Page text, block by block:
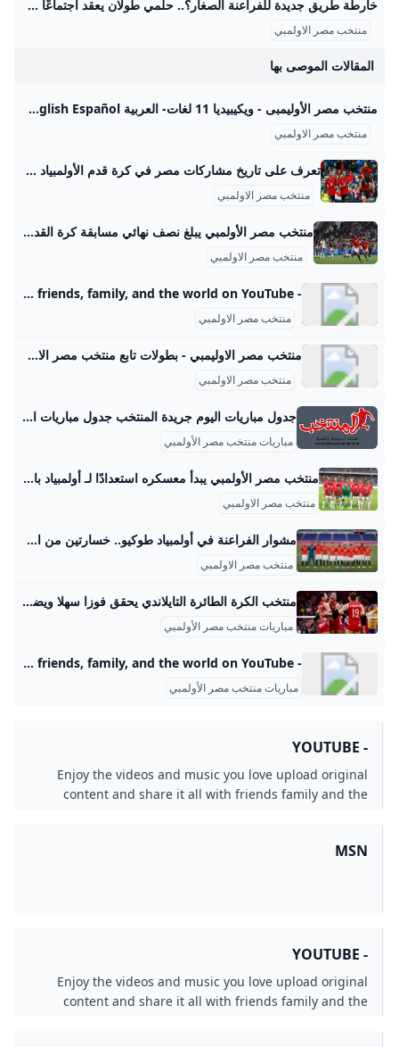
خارطة طريق جديدة للفراعنة الصغار؟.. حلمي طولان يعقد اجتماعًا مصيريًا مع الجهاز الفني لمنتخب مصر الأولمبي – جريدة مانشيت عقد الجهاز الفني لمنتخب مصر تحت 23 سنة اجتماعًا اليوم برئاسة حلمي طولان، لمناقشة كافة الترتيبات الفنية والإدارية والطبية الخاصة بالمعسكر المقبل. يأتي هذا اقرأ أيضًا:رقم تاريخي.. محمد صلاح أول لاعب في البريميرليج يسجل 10 أهداف بالجولة الافتتاحية مباريات ودية حاسمة أمام تونس وتوقيتات المعسكر من المقرر أن يقام المعسكر التدريبي خلال فترة الأجندة الدولية، التي تمتد من الأول وحتى التاسع من شهر سبتمبر المقبل. ويتخلل هذا المعسكر مباراتان وديتان قويتان أمام منتخب تونس الشقيق، حيث ستقام المواجهتان يومي السادس والتاسع من سبتمبر، وذلك على أرضية استاد هيئة قناة السويس.
منتخب مصر الاولمبي
المقالات الموصى بها
منتخب مصر الأوليمبى - ويكيبيديا 11 لغات- العربية বাংলা Deutsch English Español فارسی 日本語 नेपाली Norsk bokmål Русский Українська عدل ال
منتخب مصر الاولمبي
تعرف على تاريخ مشاركات مصر في كرة قدم الأولمبياد مصراوى تعرف على تاريخ مشاركات مصر في كرة قدم الأولمبياد | مصراوى 07:53 م الإثنين 19 يوليه 2021 - أنتويرب 1920: لعب منتخب مصر مباراة واحدة ضد إيطاليا، وكانت هذه أول مباراة دولية رسمية للفراعنة، حيث خسروا 2-1 في 28 أغسطس 1920. - باريس 1924: وصل منتخب مصر إلى ربع النهائي بعد الفوز على المجر 3-0، وكان ذلك أول انتصار لمصر في الأولمبياد، قبل أن يخسر أمام السويد 5-0 ويفشل في بلوغ نصف النهائي.
منتخب مصر الاولمبي
منتخب مصر الأولمبي يبلغ نصف نهائي مسابقة كرة القدم ضمن الألعاب الأولمبية™ beIN SPORTS صنع المنتخب المصري الأولمبي التاريخ وصعد إلى نصف نهائي مسابقة كرة القدم ضمن دورة الألعاب الأولمبية باريس 2024™ عقب تغلبه على نظيره منتخب باراغواي بركلات الترجيح (5-4) بعد التعادل في الوقتين الأصلي والإضافي (1-1). صنع المنتخب المصري الأولمبي التاريخ وصعد إلى نصف نهائي مسابقة كرة القدم ضمن دورة الألعاب الأولمبية باريس 2024™ عقب تغلبه على نظيره منتخب باراغواي بركلات الترجيح (5-4) بعد التعادل في الوقتين الأصلي والإضافي (1-1). وتقدم منتخب باراغواي في الدقيقة 71 بهدف أحرزه غوميز قبل أن يتعادل إبراهيم عادل للفراعنة في الدقيقة 88.
منتخب مصر الاولمبي
- YouTube Enjoy the videos and music you love, upload original content, and share it all with friends, family, and the world on YouTube.
منتخب مصر الاولمبي
منتخب مصر الاوليمبي - بطولات تابع منتخب مصر الاوليمبي
منتخب مصر الاولمبي
جدول مباريات اليوم جريدة المنتخب جدول مباريات اليوم، جدول المباريات و النتائج لأهم الدوريات ،موقع جريدة المنتخب موقع رياضي يطلعكم على أخر أخبار الرياضة الوطنية والدولية وكل الأحداث الرياضية - إقرأ هذا العدد مجانا العدد 4003 ليوم الخميس 21 غشت 2025 كلمات أشياءبدر الدين الإدريسي مغازي أعياد الوطن زووممصطفى بدري رحلة الألف ميل.. تستمر «قطار الحياة» شمس الحقيقةمحمد فؤاد مراكز التكوين جدران بلا رجال خط التماسمنعم بلمقدم الركراكي المشرف العام إقرأ النسخة الإلكترونية للعدد 4003 مجانا
مباريات منتخب مصر الأولمبي
منتخب مصر الأولمبي يبدأ معسكره استعدادًا لـ أولمبياد باريس 2024 - بطولات انطلق عصر اليوم معسكر منتخب مصر الاولمبي لكرة القدم بمشاركة جميع اللاعبين اللذين وقع عليهم الاختيار من جانب ميكالى المدير الفنى، في إطار الاستعدادات للمشاركة في أولمبياد باريس 2024. كتباحمد عادلالجمعة 5 يوليو 2024 ,10:08 م اخر تحديث 5 يوليو 2024 ,10:11 م انطلق عصر اليوم معسكر منتخب مصر الأولمبي بمشاركة جميع اللاعبين الذين وقع عليهم الاختيار من جانب ميكالي المدير الفني، في إطار الاستعدادات للمشاركة في أولمبياد باريس 2024.
منتخب مصر الاولمبي
مشوار الفراعنة في أولمبياد طوكيو.. خسارتين من الأرجنتين والبرازيل فيديو - اليوم السابع انتهى مشوار منتخب مصر الأولمبي تحت 23 سنة في منافسات كرة القدم رجال فى دورة الألعاب الأولمبية الصيفية، أولمبياد طوكيو2020، بالخسارة على يد منتخب البرازيل حامل اللقب. مشوار الفراعنة في أولمبياد طوكيو.. خسارتين من الأرجنتين والبرازيل “فيديو” الأحد، 01 أغسطس 2021 07:00 ص مصر الاولمبي مصر والبرازيل اولميباد طوكيو منتخب مصر الأولمبي السبت، 31 يوليو 2021 03:26 مالسبت، 31 يوليو 2021 02:59 مالسبت، 31 يوليو 2021 01:56 مالسبت، 31 يوليو 2021 01:52 مالسبت، 31 يوليو 2021 12:57 م
منتخب مصر الاولمبي
منتخب الكرة الطائرة التايلاندي يحقق فوزا سهلا ويضمن التأهل إلى بطولة العالم (دان تري) - تُحدث تايلاند فارقًا كبيرًا بفوزها في مباراتي كأس العالم للكرة الطائرة للسيدات. وبفضل ذلك، ارتقت تصنيفاتها بشكل ملحوظ في تصنيف الاتحاد الدولي للكرة الطائرة للسيدات. (دان تري) - تُحدث تايلاند فارقًا كبيرًا بفوزها في مباراتي كأس العالم للكرة الطائرة للسيدات. وبفضل ذلك، ارتقت تصنيفاتها بشكل ملحوظ في تصنيف الاتحاد الدولي للكرة الطائرة للسيدات. Báo Dân trí•25/08/2025أهم الاهتماماتأحدثNo dataNo data منتخب فيتنام للكرة الطائرة للسيدات لا يستطيع خلق المفاجأة أمام ألمانيا Báo Văn Hóa2 giờ trước
مباريات منتخب مصر الأولمبي
- YouTube Enjoy the videos and music you love, upload original content, and share it all with friends, family, and the world on YouTube.
مباريات منتخب مصر الأولمبي
- YOUTUBE
Enjoy the videos and music you love upload original
content and share it all with friends family and the
MSN
- YOUTUBE
Enjoy the videos and music you love upload original
content and share it all with friends family and the